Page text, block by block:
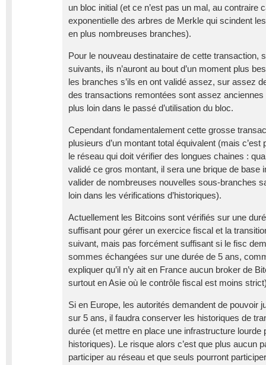
un bloc initial (et ce n’est pas un mal, au contraire
exponentielle des arbres de Merkle qui scindent
en plus nombreuses branches).
Pour le nouveau destinataire de cette transaction,
suivants, ils n’auront au bout d’un moment plus
les branches s’ils en ont validé assez, sur assez
des transactions remontées sont assez
plus loin dans le passé d’utilisation du bloc.
Cependant fondamentalement cette grosse
plusieurs d’un montant total équivalent (mais
le réseau qui doit vérifier des longues chaines :
validé ce gros montant, il sera une brique de base
valider de nombreuses nouvelles sous-branches
loin dans les vérifications d’historiques).
Actuellement les Bitcoins sont vérifiés sur une
suffisant pour gérer un exercice fiscal et la
suivant, mais pas forcément suffisant si le fisc
sommes échangées sur une durée de 5 ans,
expliquer qu’il n’y ait en France aucun broker de
surtout en Asie où le contrôle fiscal est moins
Si en Europe, les autorités demandent de pouvoir
sur 5 ans, il faudra conserver les historiques de
durée (et mettre en place une infrastructure lourde
historiques). Le risque alors c’est que plus aucun
participer au réseau et que seuls pourront